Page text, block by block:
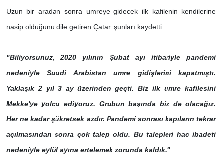
Uzun bir aradan sonra umreye gidecek ilk kafilenin kendilerine
nasip olduğunu dile getiren Çatar, şunları kaydetti:
"Biliyorsunuz, 2020 yılının Şubat ayı itibariyle pandemi
nedeniyle Suudi Arabistan umre gidişlerini kapatmıştı.
Yaklaşık 2 yıl 3 ay üzerinden geçti. Biz ilk umre kafilesini
Mekke'ye yolcu ediyoruz. Grubun başında biz de olacağız.
Her ne kadar şükretsek azdır. Pandemi sonrası kapıların tekrar
açılmasından sonra çok talep oldu. Bu talepleri hac ibadeti
nedeniyle eylül ayına ertelemek zorunda kaldık."